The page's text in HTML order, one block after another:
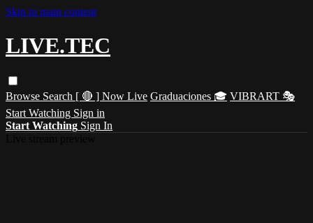
Skip to main content
LIVE.TEC
Browse Search [ 🔴 ] Now Live Graduaciones 🎓 VIBRART 🎭
Start Watching Sign in
Start Watching Sign In